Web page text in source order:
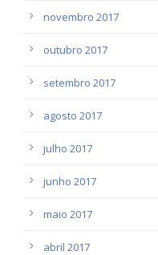
novembro 2017
outubro 2017
setembro 2017
agosto 2017
julho 2017
junho 2017
maio 2017
abril 2017